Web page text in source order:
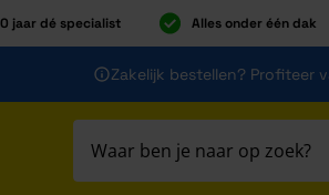
jaar dé specialist Alles onder één dak
Zakelijk bestellen? Profiteer